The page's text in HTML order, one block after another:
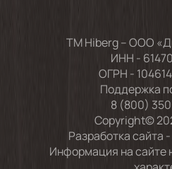
TM Hiberg – ООО
ИНН -
ОГРН -
Поддержка
8 (800)
Copyright©
Разработка сайта -
Информация на сайте